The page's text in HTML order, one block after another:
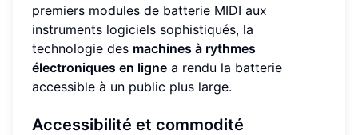
premiers modules de batterie MIDI aux
instruments logiciels sophistiqués, la
technologie des machines à rythmes
électroniques en ligne a rendu la batterie
accessible à un public plus large.
Accessibilité et commodité